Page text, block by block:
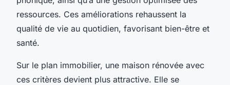
ressources. Ces améliorations rehaussent la
qualité de vie au quotidien, favorisant bien-être et
santé.
Sur le plan immobilier, une maison rénovée avec
ces critères devient plus attractive. Elle se